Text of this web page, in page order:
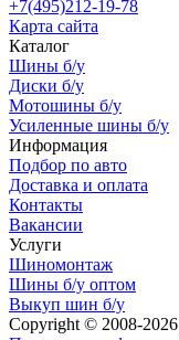
+7(495)212-19-78
Карта сайта
Каталог
Шины б/у
Диски б/у
Мотошины б/у
Усиленные шины б/у
Информация
Подбор по авто
Доставка и оплата
Контакты
Вакансии
Услуги
Шиномонтаж
Шины б/у оптом
Выкуп шин б/у
Copyright © 2008-2026